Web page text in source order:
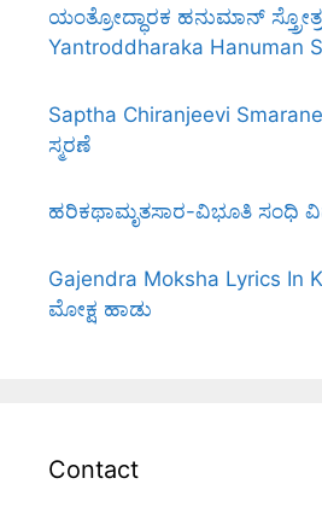
ಯಂತ್ರೋದ್ಧಾರಕ ಹನುಮಾನ್ ಸ್ತ್ರೋತ್ರ
Yantroddharaka Hanuman
Saptha Chiranjeevi
ಸ್ಮರಣೆ
ಹರಿಕಥಾಮೃತಸಾರ-ವಿಭೂತಿ ಸಂಧಿ
Gajendra Moksha Lyrics In
ಮೋಕ್ಷ ಹಾಡು
Contact